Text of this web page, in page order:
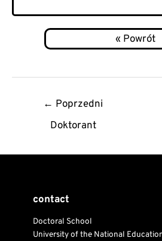
← Poprzedni
Doktorant
contact
Doctoral School
University of the National